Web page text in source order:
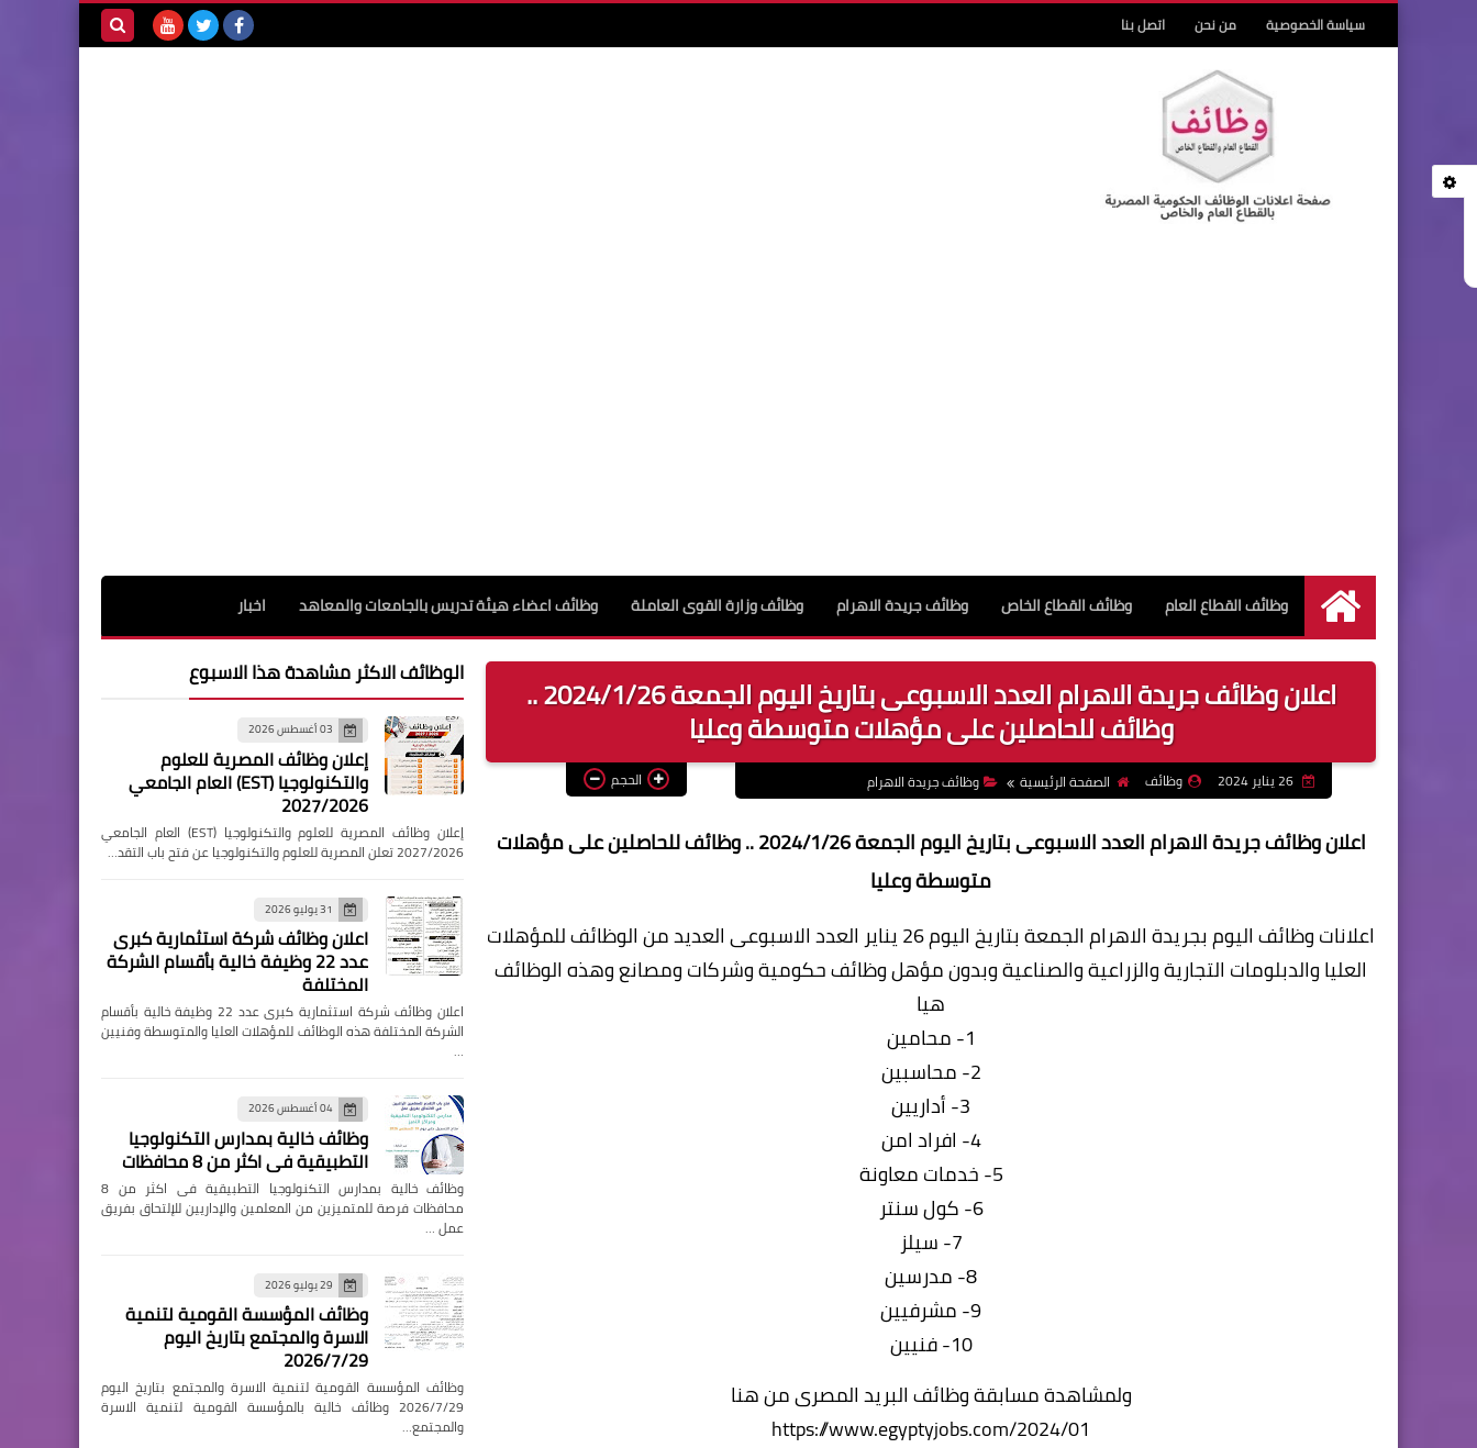
سياسة الخصوصية من نحن اتصل بنا
الرئيسية
وظائف القطاع العام وظائف القطاع الخاص وظائف جريدة الاهرام وظائف وزارة القوى العاملة وظائف اعضاء هيئة تدريس بالجامعات والمعاهد اخبار
اعلان وظائف جريدة الاهرام العدد الاسبوعى بتاريخ اليوم الجمعة 2024/1/26 ..
وظائف للحاصلين على مؤهلات متوسطة وعليا
26 يناير 2024 وظائف الصفحة الرئيسية وظائف جريدة الاهرام الحجم
اعلان وظائف جريدة الاهرام العدد الاسبوعى بتاريخ اليوم الجمعة 2024/1/26 .. وظائف للحاصلين على مؤهلات
متوسطة وعليا
اعلانات وظائف اليوم بجريدة الاهرام الجمعة بتاريخ اليوم 26 يناير العدد الاسبوعى العديد من الوظائف للمؤهلات
العليا والدبلومات التجارية والزراعية والصناعية وبدون مؤهل وظائف حكومية وشركات ومصانع وهذه الوظائف
هيا
1- محامين
2- محاسبين
3- أداريين
4- افراد امن
5- خدمات معاونة
6- كول سنتر
7- سيلز
8- مدرسين
9- مشرفيين
10- فنيين
ولمشاهدة مسابقة وظائف البريد المصرى من هنا
https://www.egyptyjobs.com/2024/01
الوظائف الاكثر مشاهدة هذا الاسبوع
03 أغسطس 2026
إعلان وظائف المصرية للعلوم
والتكنولوجيا (EST) العام الجامعي
2027/2026
إعلان وظائف المصرية للعلوم والتكنولوجيا (EST) العام الجامعي
2027/2026 تعلن المصرية للعلوم والتكنولوجيا عن فتح باب التقد…
31 يوليو 2026
اعلان وظائف شركة استثمارية كبرى
عدد 22 وظيفة خالية بأقسام الشركة
المختلفة
اعلان وظائف شركة استثمارية كبرى عدد 22 وظيفة خالية بأقسام
الشركة المختلفة هذه الوظائف للمؤهلات العليا والمتوسطة وفنيين
…
04 أغسطس 2026
وظائف خالية بمدارس التكنولوجيا
التطبيقية فى اكثر من 8 محافظات
وظائف خالية بمدارس التكنولوجيا التطبيقية فى اكثر من 8
محافظات فرصة للمتميزين من المعلمين والإداريين للإلتحاق بفريق
عمل …
29 يوليو 2026
وظائف المؤسسة القومية لتنمية
الاسرة والمجتمع بتاريخ اليوم
2026/7/29
وظائف المؤسسة القومية لتنمية الاسرة والمجتمع بتاريخ اليوم
2026/7/29 وظائف خالية بالمؤسسة القومية لتنمية الاسرة
والمجتمع…